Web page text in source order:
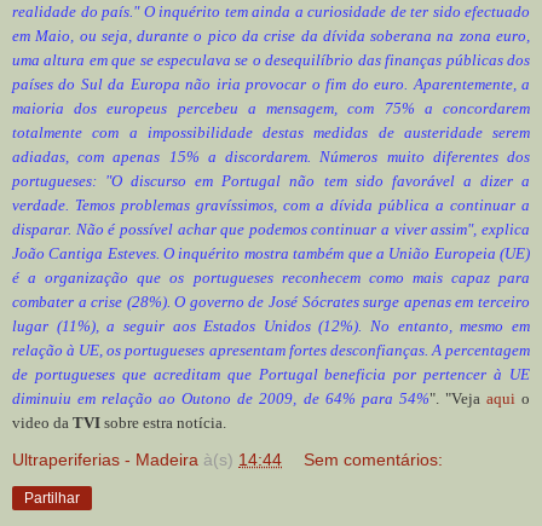
realidade do país." O inquérito tem ainda a curiosidade de ter sido efectuado
em Maio, ou seja, durante o pico da crise da dívida soberana na zona euro,
uma altura em que se especulava se o desequilíbrio das finanças públicas dos
países do Sul da Europa não iria provocar o fim do euro. Aparentemente, a
maioria dos europeus percebeu a mensagem, com 75% a concordarem
totalmente com a impossibilidade destas medidas de austeridade serem
adiadas, com apenas 15% a discordarem. Números muito diferentes dos
portugueses: "O discurso em Portugal não tem sido favorável a dizer a
verdade. Temos problemas gravíssimos, com a dívida pública a continuar a
disparar. Não é possível achar que podemos continuar a viver assim", explica
João Cantiga Esteves. O inquérito mostra também que a União Europeia (UE)
é a organização que os portugueses reconhecem como mais capaz para
combater a crise (28%). O governo de José Sócrates surge apenas em terceiro
lugar (11%), a seguir aos Estados Unidos (12%). No entanto, mesmo em
relação à UE, os portugueses apresentam fortes desconfianças. A percentagem
de portugueses que acreditam que Portugal beneficia por pertencer à UE
diminuiu em relação ao Outono de 2009, de 64% para 54%". "Veja aqui o
video da TVI sobre estra notícia.
Ultraperiferias - Madeira à(s) 14:44 Sem comentários:
Partilhar